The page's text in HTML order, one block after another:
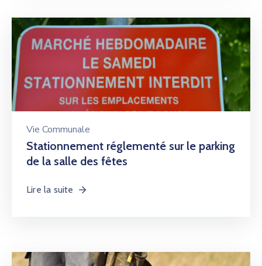
Vie Communale
Stationnement réglementé sur le parking
de la salle des fêtes
Lire la suite